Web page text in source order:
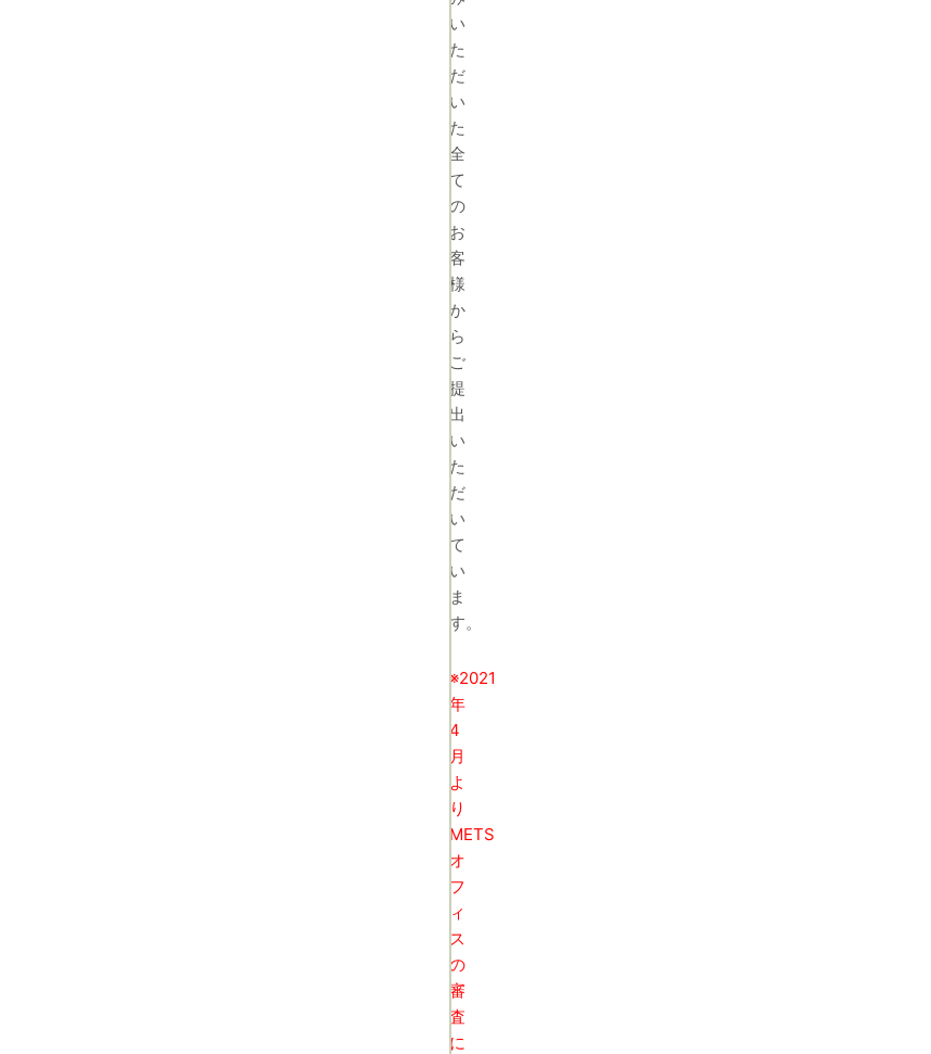
い
た
だ
い
た
全
て
の
お
客
様
か
ら
ご
提
出
い
た
だ
い
て
い
ま
す。
※2021
年
4
月
よ
り
METS
オ
フ
ィ
ス
の
審
査
に